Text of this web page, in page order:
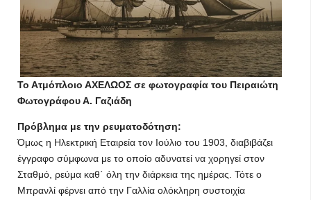
Το Ατμόπλοιο ΑΧΕΛΩΟΣ σε φωτογραφία του Πειραιώτη
Φωτογράφου Α. Γαζιάδη
Πρόβλημα με την ρευματοδότηση:
Όμως η Ηλεκτρική Εταιρεία τον Ιούλιο του 1903, διαβιβάζει
έγγραφο σύμφωνα με το οποίο αδυνατεί να χορηγεί στον
Σταθμό, ρεύμα καθ΄ όλη την διάρκεια της ημέρας. Τότε ο
Μπρανλί φέρνει από την Γαλλία ολόκληρη συστοιχία